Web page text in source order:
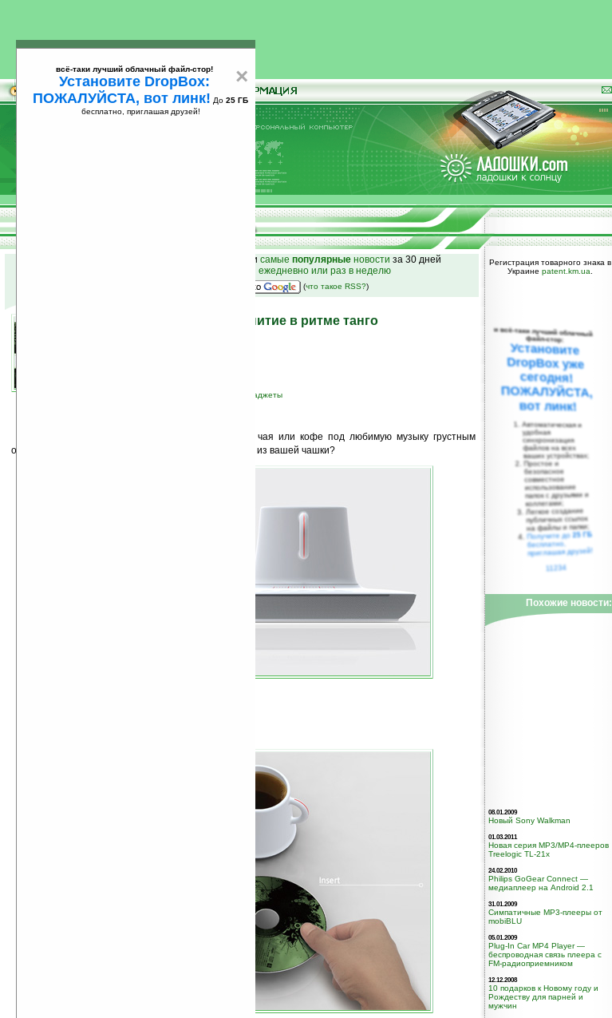
25
и самые популярные новости за 30 дней
на email ежедневно или раз в неделю
(что такое RSS?)
Музыкальная чашка: чаепитие в ритме танго
прочие гаджеты
то может быть лучше чашечки бодрящего чая или кофе под любимую музыку грустным
осенним вечером? А что, если музыка исходит прямо из вашей чашки?
Регистрация товарного знака в
Украине patent.km.ua
×
всё-таки лучший облачный файл-стор!
Установите DropBox:
ПОЖАЛУЙСТА, вот линк! До 25 ГБ
бесплатно, приглашая друзей!
и всё-таки лучший облачный
файл-стор:
Установите
DropBox уже
сегодня!
ПОЖАЛУЙСТА,
вот линк!
Автоматическая и
удобная
синхронизация
файлов на всех
ваших устройствах;
Простое и
безопасное
совместное
использование
папок с друзьями и
коллегами;
Легкое создание
публичных ссылок
на файлы и папки;
Получите до25 ГБ
бесплатно,
приглашая друзей!
11234
Похожие новости:
08.01.2009
Новый Sony Walkman
01.03.2011
Новая серия MP3/MP4-плееров
Treelogic TL-21x
24.02.2010
Philips GoGear Connect —
медиаплеер на Android 2.1
31.01.2009
Симпатичные MP3-плееры от
mobiBLU
05.01.2009
Plug-In Car MP4 Player —
беспроводная связь плеера с
FM-радиоприемником
12.12.2008
10 подарков к Новому году и
Рождеству для парней и
мужчин